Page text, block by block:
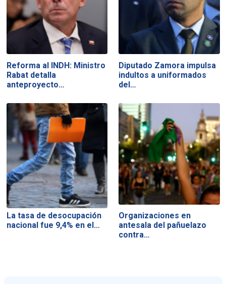
Reforma al INDH: Ministro
Rabat detalla
anteproyecto…
Diputado Zamora impulsa
indultos a uniformados
del…
La tasa de desocupación
nacional fue 9,4% en el…
Organizaciones en
antesala del pañuelazo
contra…